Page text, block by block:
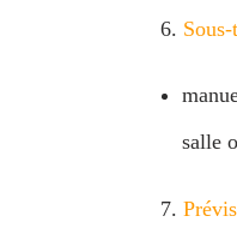
salle